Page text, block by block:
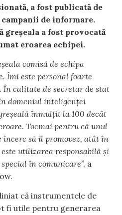
a fost publicată de
de informare.
greșeala a fost provocată
eroarea echipei.
comisă de echipa
Îmi este personal foarte
calitate de secretar de stat
domeniul inteligenței
înmulțit la 100 decât
Tocmai pentru că unul
să îl promovez, atât în
utilizarea responsabilă și
în comunicare”, a
că instrumentele de
fi utile pentru generarea